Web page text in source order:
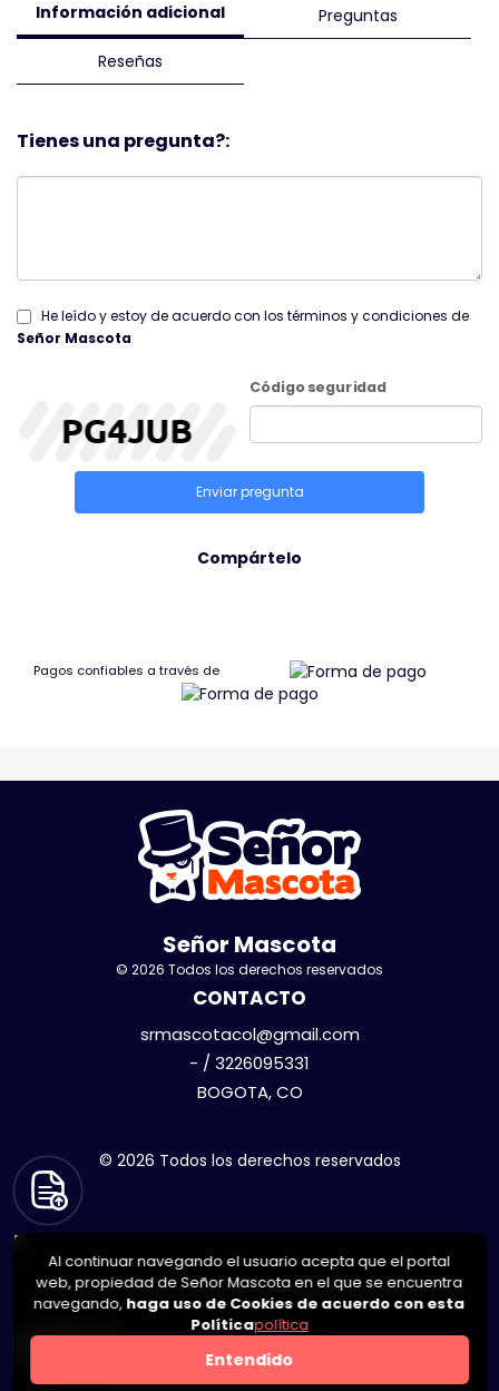
Información adicional Preguntas
Reseñas
Tienes una pregunta?:
He leído y estoy de acuerdo con los términos y condiciones de
Señor Mascota
Código seguridad
Enviar pregunta
Compártelo
Pagos confiables a través de
Señor Mascota
© 2026 Todos los derechos reservados
CONTACTO
srmascotacol@gmail.com
- / 3226095331
BOGOTA, CO
© 2026 Todos los derechos reservados
Al continuar navegando el usuario acepta que el portal
web, propiedad de Señor Mascota en el que se encuentra
navegando, haga uso de Cookies de acuerdo con esta
Políticapolítica
Entendido